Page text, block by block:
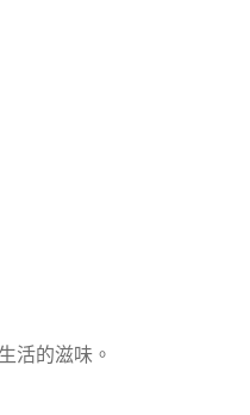
活的滋味。